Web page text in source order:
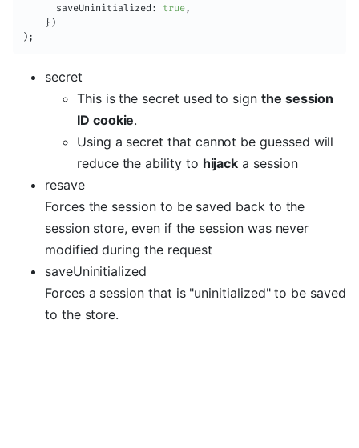
      saveUninitialized
: true,
} )
) ;
secret
This is the secret used to sign the session
ID cookie.
Using a secret that cannot be guessed will
reduce the ability to hijack a session
resave
Forces the session to be saved back to the
session store, even if the session was never
modified during the request
saveUninitialized
Forces a session that is "uninitialized" to be saved
to the store.